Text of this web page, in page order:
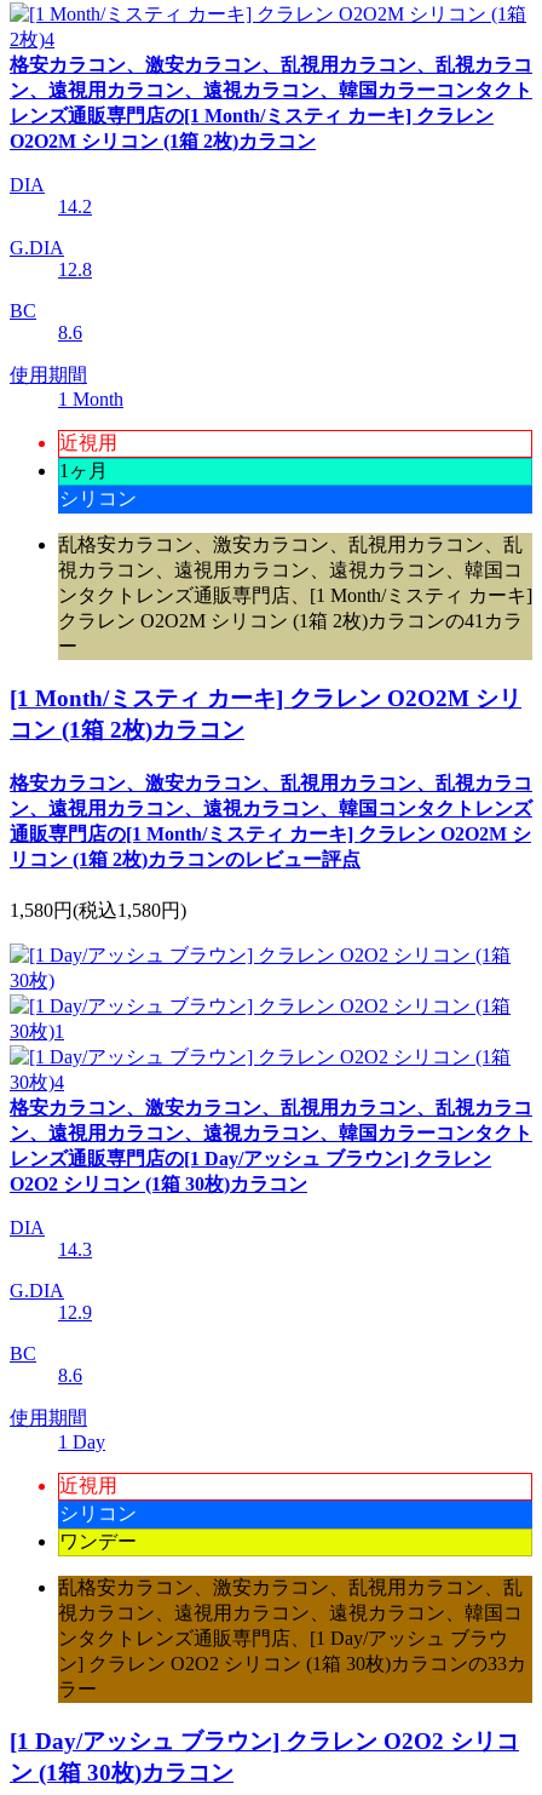
格安カラコン、激安カラコン、乱視用カラコン、乱視カラコ
ン、遠視用カラコン、遠視カラコン、韓国カラーコンタクト
レンズ通販専門店の[1 Month/ミスティ カーキ] クラレン
O2O2M シリコン (1箱 2枚)カラコン
DIA
14.2
G.DIA
12.8
BC
8.6
使用期間
1 Month
近視用
1ヶ月
シリコン
乱格安カラコン、激安カラコン、乱視用カラコン、乱
視カラコン、遠視用カラコン、遠視カラコン、韓国コ
ンタクトレンズ通販専門店、[1 Month/ミスティ カーキ]
クラレン O2O2M シリコン (1箱 2枚)カラコンの41カラ
ー
[1 Month/ミスティ カーキ] クラレン O2O2M シリ
コン (1箱 2枚)カラコン
格安カラコン、激安カラコン、乱視用カラコン、乱視カラコ
ン、遠視用カラコン、遠視カラコン、韓国コンタクトレンズ
通販専門店の[1 Month/ミスティ カーキ] クラレン O2O2M シ
リコン (1箱 2枚)カラコンのレビュー評点
1,580円(税込1,580円)
格安カラコン、激安カラコン、乱視用カラコン、乱視カラコ
ン、遠視用カラコン、遠視カラコン、韓国カラーコンタクト
レンズ通販専門店の[1 Day/アッシュ ブラウン] クラレン
O2O2 シリコン (1箱 30枚)カラコン
DIA
14.3
G.DIA
12.9
BC
8.6
使用期間
1 Day
近視用
シリコン
ワンデー
乱格安カラコン、激安カラコン、乱視用カラコン、乱
視カラコン、遠視用カラコン、遠視カラコン、韓国コ
ンタクトレンズ通販専門店、[1 Day/アッシュ ブラウ
ン] クラレン O2O2 シリコン (1箱 30枚)カラコンの33カ
ラー
[1 Day/アッシュ ブラウン] クラレン O2O2 シリコ
ン (1箱 30枚)カラコン